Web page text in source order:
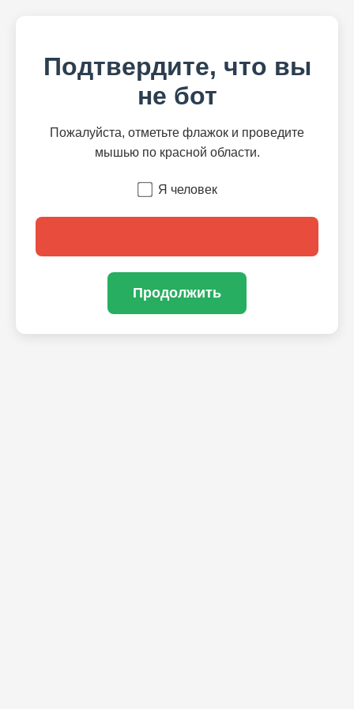
Подтвердите, что вы
не бот
Пожалуйста, отметьте флажок и проведите
мышью по красной области.
Я человек
Продолжить